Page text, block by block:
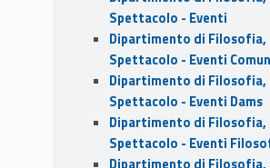
Spettacolo - Eventi
Dipartimento di Filosofia,
Spettacolo - Eventi
Dipartimento di Filosofia,
Spettacolo - Eventi Dams
Dipartimento di Filosofia,
Spettacolo - Eventi